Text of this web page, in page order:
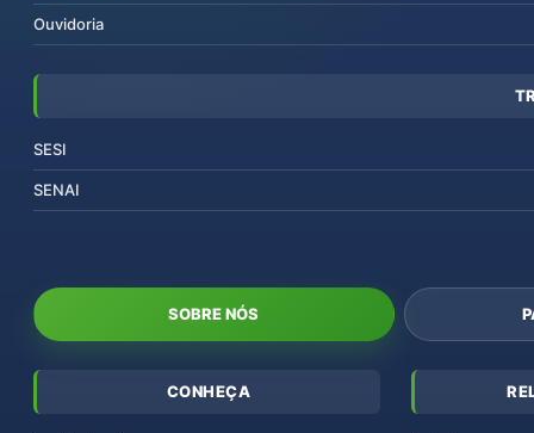
Ouvidoria
SESI
SENAI
SOBRE NÓS
CONHEÇA